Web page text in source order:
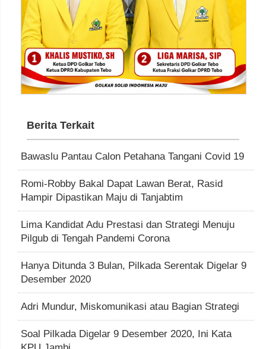
Berita Terkait
Bawaslu Pantau Calon Petahana Tangani Covid 19
Romi-Robby Bakal Dapat Lawan Berat, Rasid
Hampir Dipastikan Maju di Tanjabtim
Lima Kandidat Adu Prestasi dan Strategi Menuju
Pilgub di Tengah Pandemi Corona
Hanya Ditunda 3 Bulan, Pilkada Serentak Digelar 9
Desember 2020
Adri Mundur, Miskomunikasi atau Bagian Strategi
Soal Pilkada Digelar 9 Desember 2020, Ini Kata